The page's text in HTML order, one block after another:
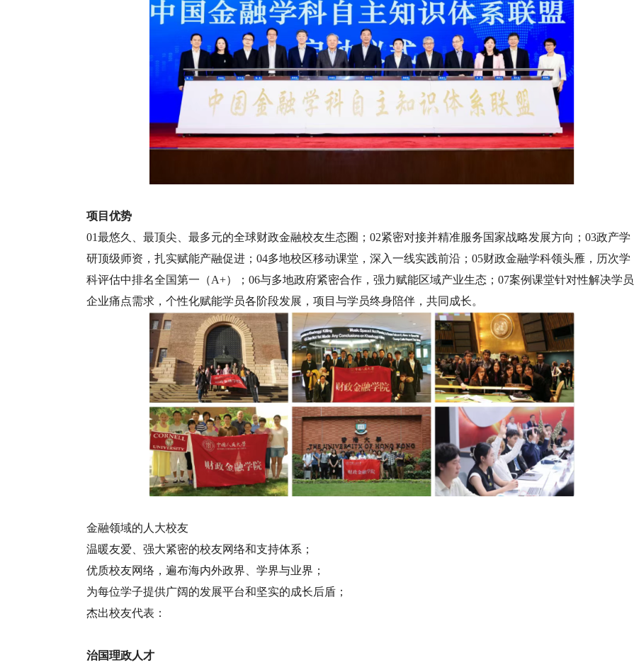
项目优势
01最悠久、最顶尖、最多元的全球财政金融校友生态圈；02紧密对接并精准服务国家战略发展方向；03政产学
研顶级师资，扎实赋能产融促进；04多地校区移动课堂，深入一线实践前沿；05财政金融学科领头雁，历次学
科评估中排名全国第一（A+）；06与多地政府紧密合作，强力赋能区域产业生态；07案例课堂针对性解决学员
企业痛点需求，个性化赋能学员各阶段发展，项目与学员终身陪伴，共同成长。
金融领域的人大校友
温暖友爱、强大紧密的校友网络和支持体系；
优质校友网络，遍布海内外政界、学界与业界；
为每位学子提供广阔的发展平台和坚实的成长后盾；
杰出校友代表：
治国理政人才